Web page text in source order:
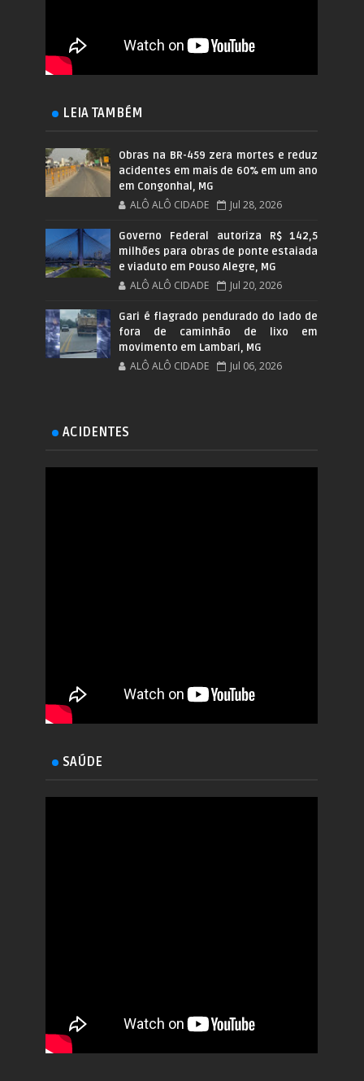
LEIA TAMBÉM
Obras na BR-459 zera mortes e reduz
acidentes em mais de 60% em um ano
em Congonhal, MG
ALÔ ALÔ CIDADE Jul 28, 2026
Governo Federal autoriza R$ 142,5
milhões para obras de ponte estaiada
e viaduto em Pouso Alegre, MG
ALÔ ALÔ CIDADE Jul 20, 2026
Gari é flagrado pendurado do lado de
fora de caminhão de lixo em
movimento em Lambari, MG
ALÔ ALÔ CIDADE Jul 06, 2026
ACIDENTES
SAÚDE